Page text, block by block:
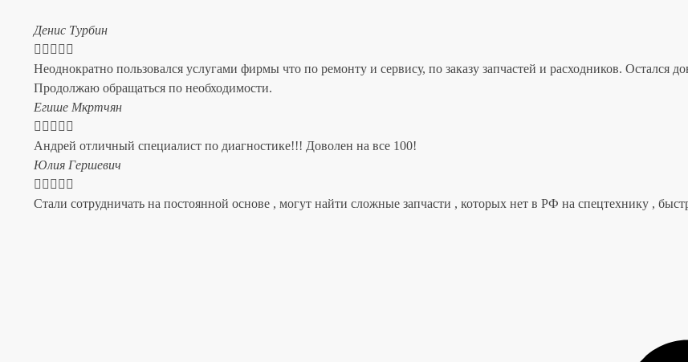
Денис Турбин
    
Неоднократно пользовался услугами фирмы что по ремонту и сервису, по заказу запчастей и расходников.
Продолжаю обращаться по необходимости.
​Егише Мкртчян
    
Андрей отличный специалист по диагностике!!! Доволен на все 100!
​Юлия Гершевич
    
Стали сотрудничать на постоянной основе , могут найти сложные запчасти , которых нет в РФ на спецтехнику ,